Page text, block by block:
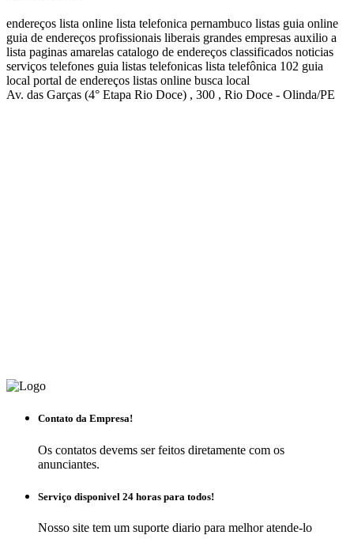
endereços lista online lista telefonica pernambuco listas guia online
guia de endereços profissionais liberais grandes empresas auxilio a
lista paginas amarelas catalogo de endereços classificados noticias
serviços telefones guia listas telefonicas lista telefônica 102 guia
local portal de endereços listas online busca local
Av. das Garças (4° Etapa Rio Doce) , 300 , Rio Doce - Olinda/PE
Contato da Empresa!
Os contatos devems ser feitos diretamente com os
anunciantes.
Serviço disponivel 24 horas para todos!
Nosso site tem um suporte diario para melhor atende-lo